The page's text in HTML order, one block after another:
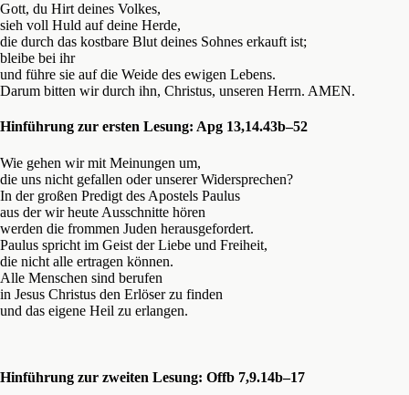
Gott, du Hirt deines Volkes,
sieh voll Huld auf deine Herde,
die durch das kostbare Blut deines Sohnes erkauft ist;
bleibe bei ihr
und führe sie auf die Weide des ewigen Lebens.
Darum bitten wir durch ihn, Christus, unseren Herrn. AMEN.
Hinführung zur ersten Lesung: Apg 13,14.43b–52
Wie gehen wir mit Meinungen um,
die uns nicht gefallen oder unserer Widersprechen?
In der großen Predigt des Apostels Paulus
aus der wir heute Ausschnitte hören
werden die frommen Juden herausgefordert.
Paulus spricht im Geist der Liebe und Freiheit,
die nicht alle ertragen können.
Alle Menschen sind berufen
in Jesus Christus den Erlöser zu finden
und das eigene Heil zu erlangen.
Hinführung zur zweiten Lesung: Offb 7,9.14b–17